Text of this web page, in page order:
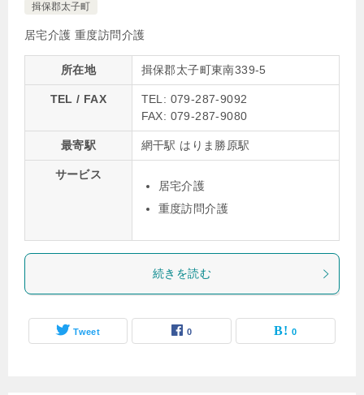
揖保郡太子町
居宅介護 重度訪問介護
所在地 揖保郡太子町東南339-5
TEL / FAX
TEL: 079-287-9092
FAX: 079-287-9080
最寄駅 網干駅 はりま勝原駅
サービス
居宅介護
重度訪問介護
続きを読む
Tweet 0 0